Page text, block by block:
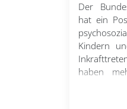
Der
hat ein
Kindern
haben